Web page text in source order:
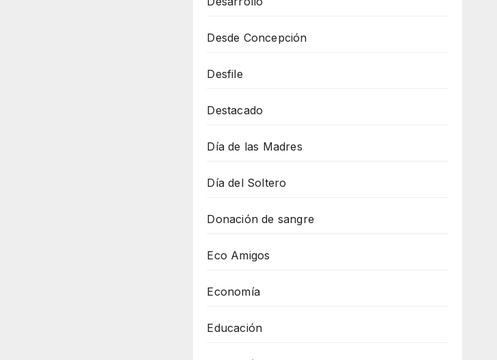
Desde Concepción
Desfile
Destacado
Día de las Madres
Día del Soltero
Donación de sangre
Eco Amigos
Economía
Educación